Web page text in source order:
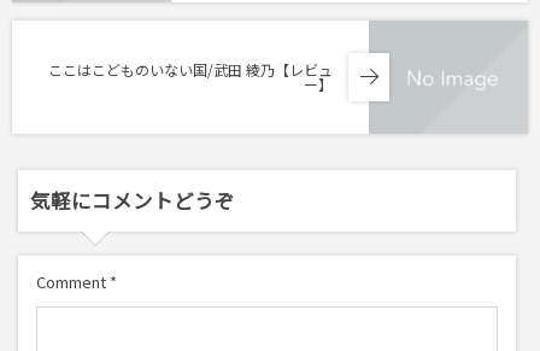
ここはこどものいない国/武田 綾乃【レビュ
ー】
気軽にコメントどうぞ
Comment *